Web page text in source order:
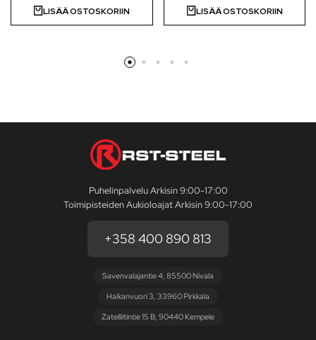
LISÄÄ OSTOSKORIIN LISÄÄ OSTOSKORIIN
Puhelinpalvelu Arkisin 9:00-17:00
Toimipisteiden Aukioloajat Arkisin 9:00-17:00
+358 400 890 813
Savenvalajantie 4, 85500 Nivala
Haikanvuori 3, 33960 Pirkkala
Zatelliitintie 15 B, 90440 Kempele